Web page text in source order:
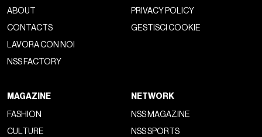
ABOUT
CONTACTS
LAVORA CON NOI
NSS FACTORY
PRIVACY POLICY
GESTISCI COOKIE
MAGAZINE
FASHION
CULTURE
NETWORK
NSS MAGAZINE
NSS SPORTS